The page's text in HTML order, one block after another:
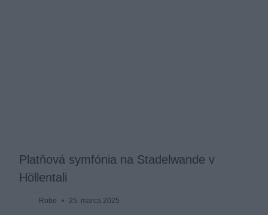
Platňová symfónia na Stadelwande v
Höllentali
Robo 25. marca 2025